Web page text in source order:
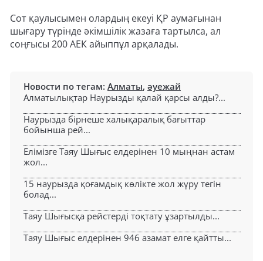
Сот қаулысымен олардың екеуі ҚР аумағынан
шығару түрінде әкімшілік жазаға тартылса, ал
соңғысы 200 АЕК айыппұл арқалады.
Новости по тегам: Алматы, әуежай
Алматылықтар Наурызды қалай қарсы алды?...
Наурызда бірнеше халықаралық бағыттар
бойынша рей...
Елімізге Таяу Шығыс елдерінен 10 мыңнан астам
жол...
15 наурызда қоғамдық көлікте жол жүру тегін
болад...
Таяу Шығысқа рейстерді тоқтату ұзартылды...
Таяу Шығыс елдерінен 946 азамат елге қайтты...